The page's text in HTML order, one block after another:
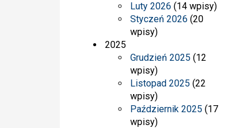
Luty 2026 (14 wpisy)
Styczeń 2026 (20
wpisy)
2025
Grudzień 2025 (12
wpisy)
Listopad 2025 (22
wpisy)
Październik 2025 (17
wpisy)